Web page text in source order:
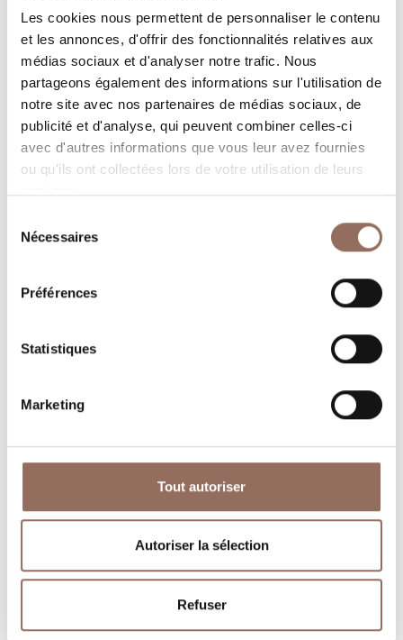
Les cookies nous permettent de personnaliser le contenu
et les annonces, d'offrir des fonctionnalités relatives aux
médias sociaux et d'analyser notre trafic. Nous
partageons également des informations sur l'utilisation de
notre site avec nos partenaires de médias sociaux, de
publicité et d'analyse, qui peuvent combiner celles-ci
avec d'autres informations que vous leur avez fournies
ou qu'ils ont collectées lors de votre utilisation de leurs
Nécessaires
Préférences
Statistiques
Marketing
Tout autoriser
Autoriser la sélection
Refuser
Vos vacances
Programmez où dormir, où manger, quoi faire et visiter
dans chaque coin de Langhe Monferrato Roero, tout en
gardant un œil sur la météo en temps réel
Où dormir Où manger